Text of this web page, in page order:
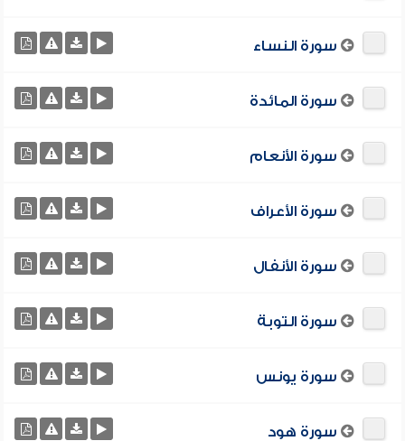
سورة النساء
سورة المائدة
سورة الأنعام
سورة الأعراف
سورة الأنفال
سورة التوبة
سورة يونس
سورة هود